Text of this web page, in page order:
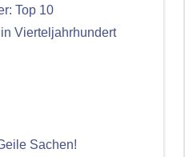
Top 10
Vierteljahrhundert
Sachen!